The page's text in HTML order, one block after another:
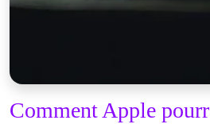
Comment Apple